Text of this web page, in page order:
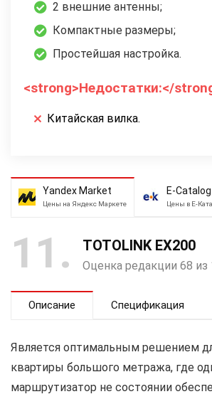
2 внешние антенны;
Компактные размеры;
Простейшая настройка.
<strong>Недостатки:</
Китайская вилка.
Yandex Market
Цены на Яндекс Маркете
E-Catalog
Цены в Е-
11 TOTOLINK EX200
Оценка редакции 68 из
Описание Спецификация
Является оптимальным решением
квартиры большого метража, где
маршрутизатор не состоянии